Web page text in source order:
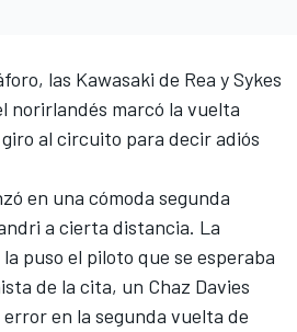
las Kawasaki de Rea ySykes
norirlandés marcó la vuelta
al circuito para decir adiós
en una cómoda segunda
a cierta distancia. La
puso el piloto que se esperaba
de la cita, un Chaz Davies
en la segunda vuelta de